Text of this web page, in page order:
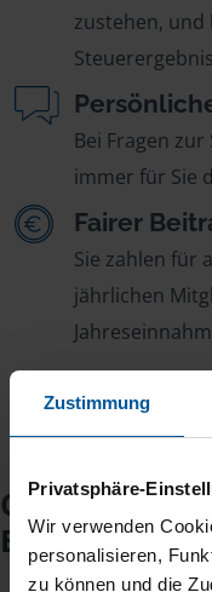
Zustimmung
Privatsphäre-
Wir verwenden
personalisieren,
zu können und die
zustehen,
Bei Fragen
immer für Sie
Fairer
Sie zahlen für
jährlichen
Checkliste